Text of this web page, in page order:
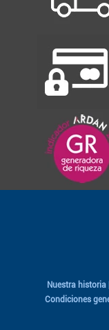
Nuestra historia
Condiciones